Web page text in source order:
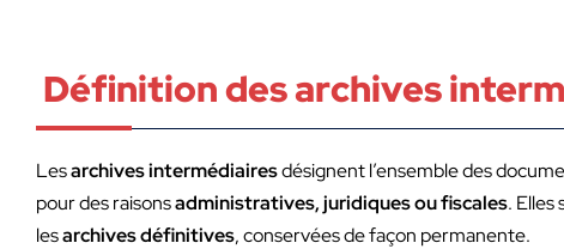
Définition des archives
Lesarchives intermédiairesdésignent l’ensemble des
pour des raisonsadministratives, juridiques ou fiscales. Elles
lesarchives définitives, conservées de façon permanente.